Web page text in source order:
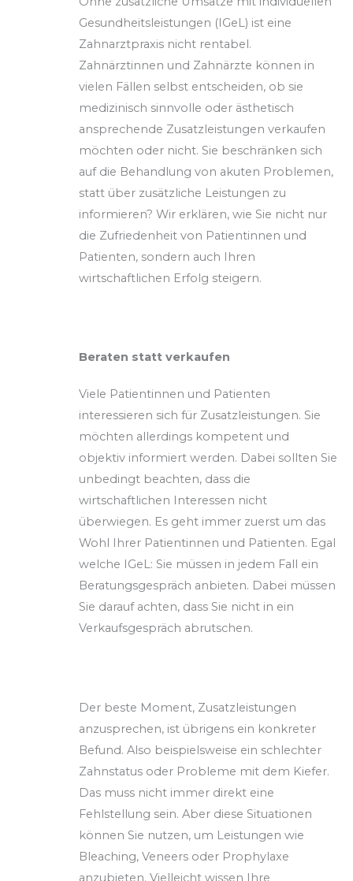
Gesundheitsleistungen (IGeL) ist eine
Zahnarztpraxis nicht rentabel.
Zahnärztinnen und Zahnärzte können in
vielen Fällen selbst entscheiden, ob sie
medizinisch sinnvolle oder ästhetisch
ansprechende Zusatzleistungen verkaufen
möchten oder nicht. Sie beschränken sich
auf die Behandlung von akuten Problemen,
statt über zusätzliche Leistungen zu
informieren? Wir erklären, wie Sie nicht nur
die Zufriedenheit von Patientinnen und
Patienten, sondern auch Ihren
wirtschaftlichen Erfolg steigern.
Beraten statt verkaufen
Viele Patientinnen und Patienten
interessieren sich für Zusatzleistungen. Sie
möchten allerdings kompetent und
objektiv informiert werden. Dabei sollten Sie
unbedingt beachten, dass die
wirtschaftlichen Interessen nicht
überwiegen. Es geht immer zuerst um das
Wohl Ihrer Patientinnen und Patienten. Egal
welche IGeL: Sie müssen in jedem Fall ein
Beratungsgespräch anbieten. Dabei müssen
Sie darauf achten, dass Sie nicht in ein
Verkaufsgespräch abrutschen.
Der beste Moment, Zusatzleistungen
anzusprechen, ist übrigens ein konkreter
Befund. Also beispielsweise ein schlechter
Zahnstatus oder Probleme mit dem Kiefer.
Das muss nicht immer direkt eine
Fehlstellung sein. Aber diese Situationen
können Sie nutzen, um Leistungen wie
Bleaching, Veneers oder Prophylaxe
anzubieten. Vielleicht wissen Ihre